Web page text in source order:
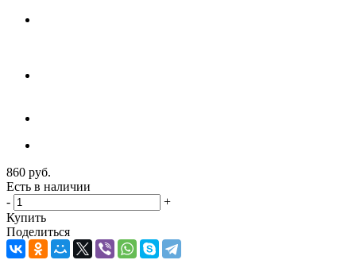
860 руб.
Есть в наличии
-
+
Купить
Поделиться